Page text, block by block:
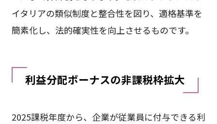
イタリアの類似制度と整合性を図り、適格基準を
簡素化し、法的確実性を向上させるものです。
利益分配ボーナスの非課税枠拡大
2025課税年度から、企業が従業員に付与できる利